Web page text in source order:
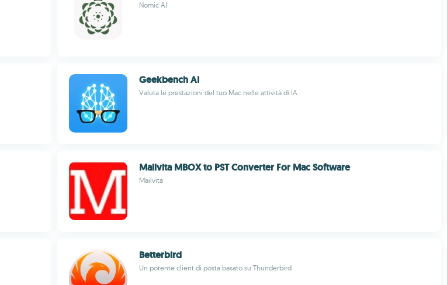
Nomic AI
Geekbench AI
Valuta le prestazioni del tuo Mac nelle attività di IA
Mailvita MBOX to PST Converter For Mac Software
Mailvita
Betterbird
Un potente client di posta basato su Thunderbird